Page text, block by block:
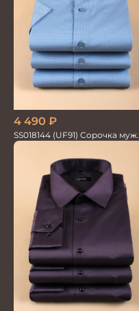
4 490 ₽
SS018144 (UF91) Сорочка муж.
кр.рук. GROSTYLE PRIME